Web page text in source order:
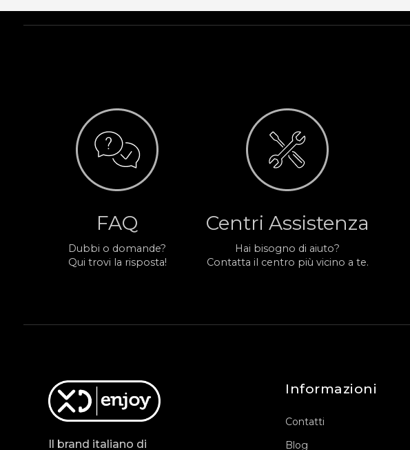
FAQ
Dubbi o domande?
Qui trovi la risposta!
Centri Assistenza
Hai bisogno di aiuto?
Contatta il centro più vicino a te.
Il brand italiano di
Informazioni
Contatti
Blog